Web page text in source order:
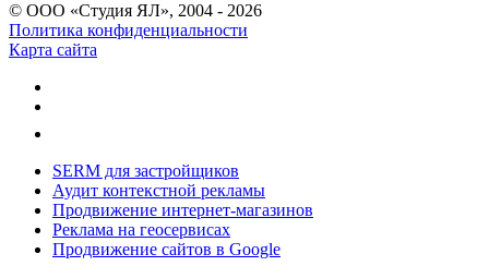
© ООО «Студия ЯЛ», 2004 - 2026
Политика конфиденциальности
Карта сайта
SERM для застройщиков
Аудит контекстной рекламы
Продвижение интернет-магазинов
Реклама на геосервисах
Продвижение сайтов в Google